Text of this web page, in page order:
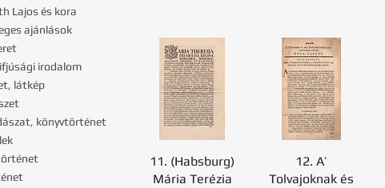
Lajos és kora
ajánlások
irodalom
látkép
könyvtörténet
11. (Habsburg)
Mária Terézia
12. A’
Tolvajoknak és